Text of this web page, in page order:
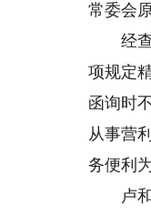
常委会
经查
项规定
函询时
从事营
务便利
卢和